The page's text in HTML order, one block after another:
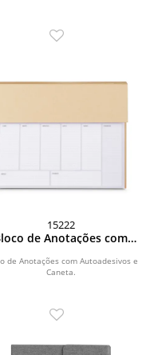
15222
de Anotações com
de Anotações com Autoadesivos e
Caneta.